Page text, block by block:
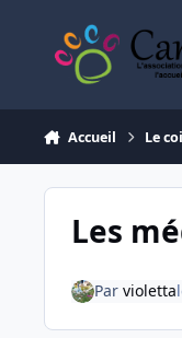
Accueil Le
Les
Par violetta